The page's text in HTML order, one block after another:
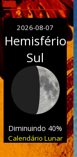
2026-08-07
Hemisfério
Sul
Diminuindo 40%
Calendário Lunar